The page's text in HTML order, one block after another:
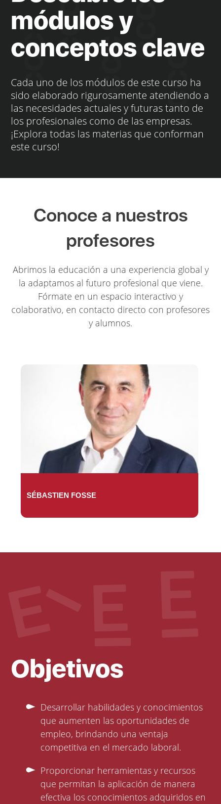
módulos y
conceptos clave
Cada uno de los módulos de este curso ha
sido elaborado rigurosamente atendiendo a
las necesidades actuales y futuras tanto de
los profesionales como de las empresas.
¡Explora todas las materias que conforman
este curso!
Conoce a nuestros
profesores
Abrimos la educación a una experiencia global y
la adaptamos al futuro profesional que viene.
Fórmate en un espacio interactivo y
colaborativo, en contacto directo con profesores
y alumnos.
SÉBASTIEN FOSSE
Objetivos
Desarrollar habilidades y conocimientos
que aumenten las oportunidades de
empleo, brindando una ventaja
competitiva en el mercado laboral.
Proporcionar herramientas y recursos
que permitan la aplicación de manera
efectiva los conocimientos adquiridos en